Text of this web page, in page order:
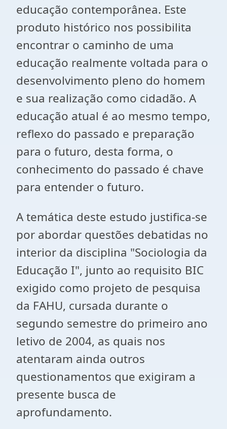
educação contemporânea. Este
produto histórico nos possibilita
encontrar o caminho de uma
educação realmente voltada para o
desenvolvimento pleno do homem
e sua realização como cidadão. A
educação atual é ao mesmo tempo,
reflexo do passado e preparação
para o futuro, desta forma, o
conhecimento do passado é chave
para entender o futuro.
A temática deste estudo justifica-se
por abordar questões debatidas no
interior da disciplina "Sociologia da
Educação I", junto ao requisito BIC
exigido como projeto de pesquisa
da FAHU, cursada durante o
segundo semestre do primeiro ano
letivo de 2004, as quais nos
atentaram ainda outros
questionamentos que exigiram a
presente busca de
aprofundamento.